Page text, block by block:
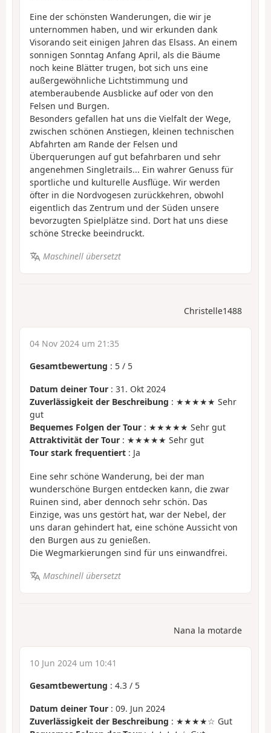
Eine der schönsten Wanderungen, die wir je
unternommen haben, und wir erkunden dank
Visorando seit einigen Jahren das Elsass. An einem
sonnigen Sonntag Anfang April, als die Bäume
noch keine Blätter trugen, bot sich uns eine
außergewöhnliche Lichtstimmung und
atemberaubende Ausblicke auf oder von den
Felsen und Burgen.
Besonders gefallen hat uns die Vielfalt der Wege,
zwischen schönen Anstiegen, kleinen technischen
Abfahrten am Rande der Felsen und
Überquerungen auf gut befahrbaren und sehr
angenehmen Singletrails... Ein wahrer Genuss für
sportliche und kulturelle Ausflüge. Wir werden
öfter in die Nordvogesen zurückkehren, obwohl
eigentlich das Zentrum und der Süden unsere
bevorzugten Spielplätze sind. Dort hat uns diese
schöne Strecke beeindruckt.
Maschinell übersetzt
Christelle1488
04 Nov 2024 um 21:35
Gesamtbewertung : 5 / 5
Datum deiner Tour : 31. Okt 2024
Zuverlässigkeit der Beschreibung : ★★★★★ Sehr
gut
Bequemes Folgen der Tour : ★★★★★ Sehr gut
Attraktivität der Tour : ★★★★★ Sehr gut
Tour stark frequentiert : Ja
Eine sehr schöne Wanderung, bei der man
wunderschöne Burgen entdecken kann, die zwar
Ruinen sind, aber dennoch sehr schön. Das
Einzige, was uns gestört hat, war der Nebel, der
uns daran gehindert hat, eine schöne Aussicht von
den Burgen aus zu genießen.
Die Wegmarkierungen sind für uns einwandfrei.
Maschinell übersetzt
Nana la motarde
10 Jun 2024 um 10:41
Gesamtbewertung : 4.3 / 5
Datum deiner Tour : 09. Jun 2024
Zuverlässigkeit der Beschreibung : ★★★★☆ Gut